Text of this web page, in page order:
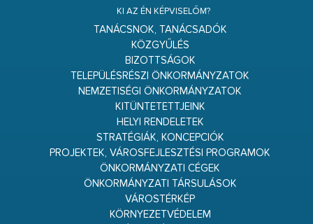
KI AZ ÉN KÉPVISELŐM?
TANÁCSNOK, TANÁCSADÓK
KÖZGYŰLÉS
BIZOTTSÁGOK
TELEPÜLÉSRÉSZI ÖNKORMÁNYZATOK
NEMZETISÉGI ÖNKORMÁNYZATOK
KITÜNTETETTJEINK
HELYI RENDELETEK
STRATÉGIÁK, KONCEPCIÓK
PROJEKTEK, VÁROSFEJLESZTÉSI PROGRAMOK
ÖNKORMÁNYZATI CÉGEK
ÖNKORMÁNYZATI TÁRSULÁSOK
VÁROSTÉRKÉP
KÖRNYEZETVÉDELEM